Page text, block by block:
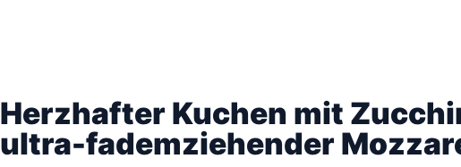
Herzhafter Kuchen mit
ultra-fademziehender